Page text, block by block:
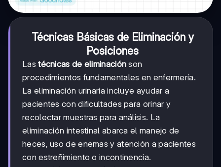
Técnicas Básicas de Eliminación y
Posiciones
Lastécnicas de eliminación son
procedimientos fundamentales en enfermería.
La eliminación urinaria incluye ayudar a
pacientes con dificultades para orinar y
recolectar muestras para análisis. La
eliminación intestinal abarca el manejo de
heces, uso de enemas y atención a pacientes
con estreñimiento o incontinencia.